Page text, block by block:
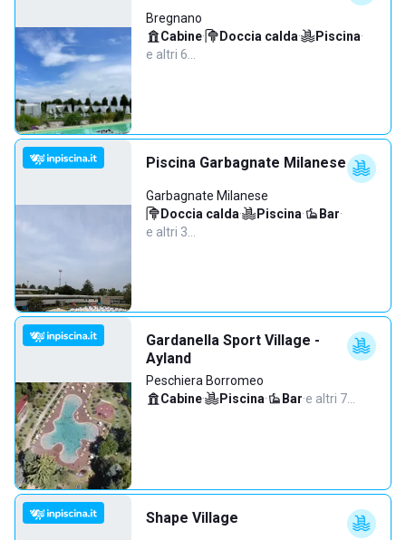
Bregnano
Cabine· Doccia calda· Piscina·
e altri 6…
Piscina Garbagnate Milanese
Garbagnate Milanese
Doccia calda· Piscina· Bar·
e altri 3…
Gardanella Sport Village -
Ayland
Peschiera Borromeo
Cabine· Piscina· Bar·e altri 7…
Shape Village